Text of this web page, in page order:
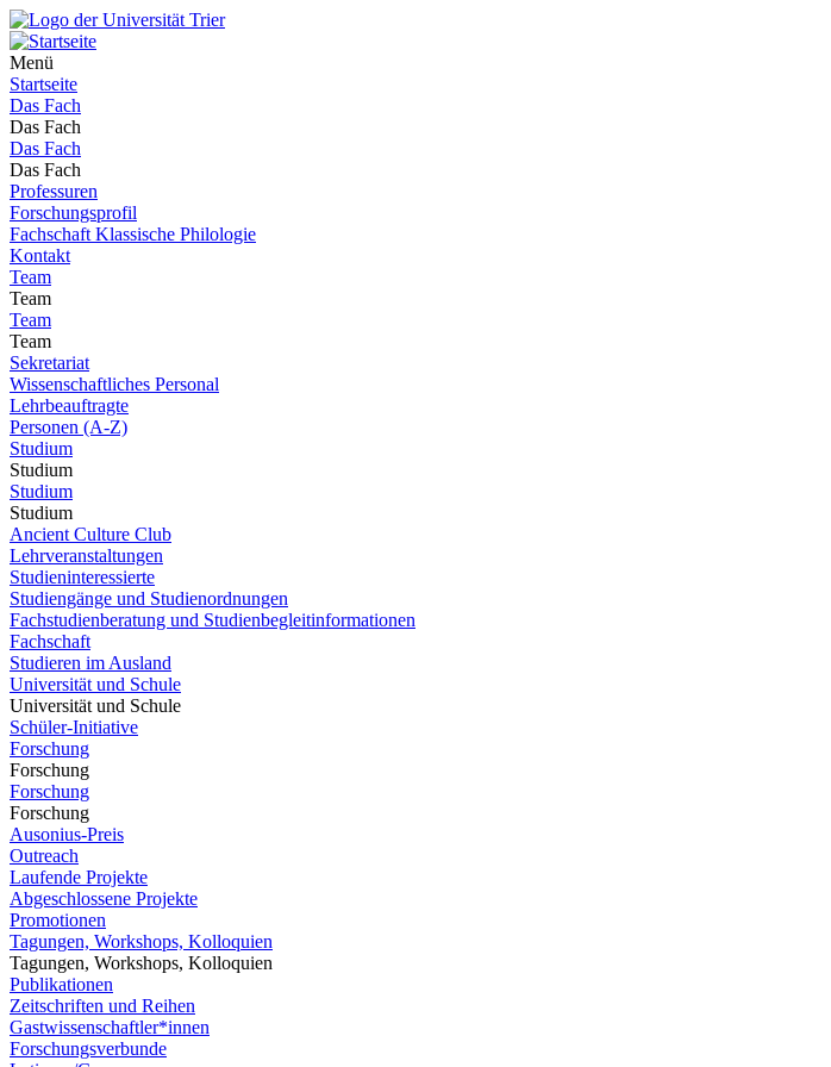
Menü
Startseite
Das Fach
Das Fach
Das Fach
Das Fach
Professuren
Forschungsprofil
Fachschaft Klassische Philologie
Kontakt
Team
Team
Team
Team
Sekretariat
Wissenschaftliches Personal
Lehrbeauftragte
Personen (A-Z)
Studium
Studium
Studium
Studium
Ancient Culture Club
Lehrveranstaltungen
Studieninteressierte
Studiengänge und Studienordnungen
Fachstudienberatung und Studienbegleitinformationen
Fachschaft
Studieren im Ausland
Universität und Schule
Universität und Schule
Schüler-Initiative
Forschung
Forschung
Forschung
Forschung
Ausonius-Preis
Outreach
Laufende Projekte
Abgeschlossene Projekte
Promotionen
Tagungen, Workshops, Kolloquien
Tagungen, Workshops, Kolloquien
Publikationen
Zeitschriften und Reihen
Gastwissenschaftler*innen
Forschungsverbunde